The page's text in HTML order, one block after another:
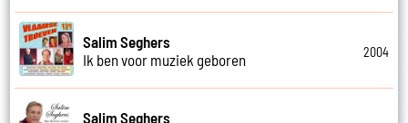
Salim Seghers
Ik ben voor muziek geboren
2004
Salim Seghers